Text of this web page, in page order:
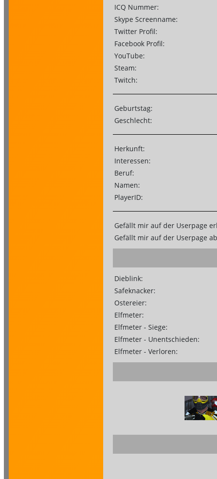
ICQ Nummer:
Skype Screenname:
Twitter Profil:
Facebook Profil:
YouTube:
Steam:
Twitch:
Geburtstag:
Geschlecht:
Herkunft:
Interessen:
Beruf:
Namen:
PlayerID:
Gefällt mir auf der Userpage
Gefällt mir auf der Userpage
Dieblink:
Safeknacker:
Ostereier:
Elfmeter:
Elfmeter - Siege:
Elfmeter - Unentschieden:
Elfmeter - Verloren: